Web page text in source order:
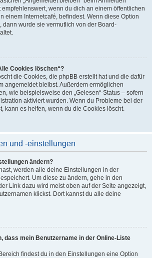
wenn du dich an einem öffentlichen
einem Internetcafé, befindest. Wenn diese Option
dann wurde sie vermutlich von der Board-
Cookies löschen“?
die Cookies, die phpBB erstellt hat und die dafür
angemeldet bleibst. Außerdem ermöglichen
wie beispielsweise den „Gelesen“-Status – sofern
aktiviert wurden. Wenn du Probleme bei der
kann es helfen, wenn du die Cookies löscht.
und -einstellungen
ändern?
werden alle deine Einstellungen in der
Um diese zu ändern, gehe in den
Link dazu wird meist oben auf der Seite angezeigt,
klickst. Dort kannst du alle deine
dass mein Benutzername in der Online-Liste
findest du in den Einstellungen eine Option